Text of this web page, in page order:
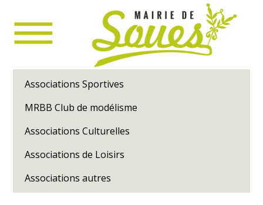
Associations Sportives
MRBB Club de modélisme
Associations Culturelles
Associations de Loisirs
Associations autres